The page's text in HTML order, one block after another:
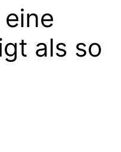
als so